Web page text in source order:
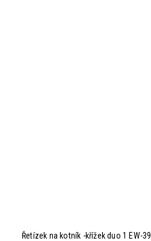
Řetízek na kotník -křížek duo 1 EW-39